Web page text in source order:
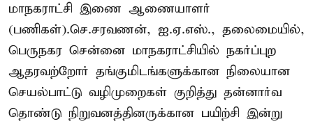
மாநகராட்சி இணை ஆணையாளர்
(பணிகள்).செ.சரவணன், ஐ.ஏ.எஸ்., தலைமையில்,
பெருநகர சென்னை மாநகராட்சியில் நகர்ப்புற
ஆதரவற்றோர் தங்குமிடங்களுக்கான நிலையான
செயல்பாட்டு வழிமுறைகள் குறித்து தன்னார்வ
தொண்டு நிறுவனத்தினருக்கான பயிற்சி இன்று